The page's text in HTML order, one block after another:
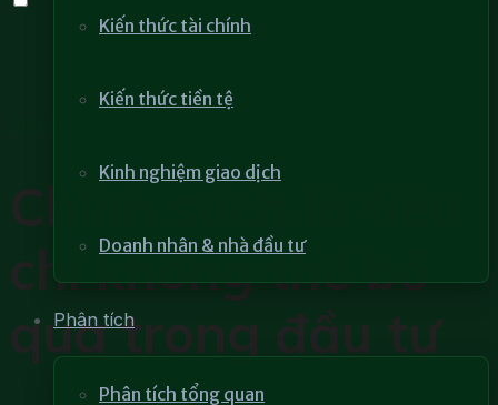
Kiến thức tài chính
Kiến thức tiền tệ
Kinh nghiệm giao dịch
Doanh nhân & nhà đầu tư
Phân tích
Phân tích tổng quan
Chính sách là tiêu
chí không thể bỏ
qua trong đầu tư